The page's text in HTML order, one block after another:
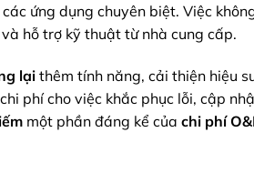
ứng dụng chuyên biệt. Việc
hỗ trợ kỹ thuật từ nhà cung cấp.
lạithêm tính năng, cải thiện hiệu
chi phí cho việc khắc phục lỗi, cập
một phần đáng kể của chi phí